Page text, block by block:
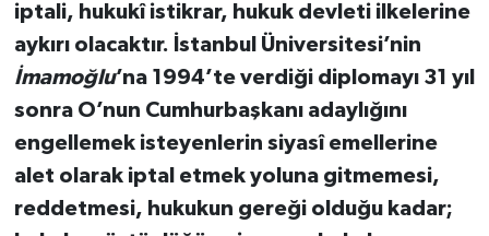
iptali, hukukî istikrar, hukuk devleti ilkelerine
aykırı olacaktır. İstanbul Üniversitesi’nin
İmamoğlu’na 1994’te verdiği diplomayı 31 yıl
sonra O’nun Cumhurbaşkanı adaylığını
engellemek isteyenlerin siyasî emellerine
alet olarak iptal etmek yoluna gitmemesi,
reddetmesi, hukukun gereği olduğu kadar;